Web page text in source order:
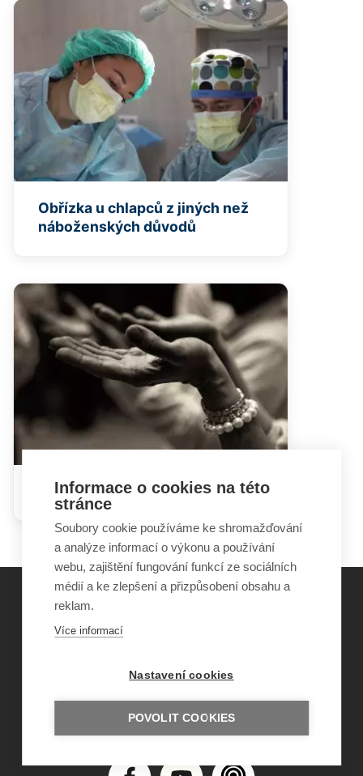
Obřízka u chlapců z jiných než
náboženských důvodů
Dětství a sekta
©Obecně prospěšná společnost Sirius
ISSN 1805-8876
nazory@sancedetem.cz
Odběr novinek e-mailem
Informace o cookies na této
stránce
Soubory cookie používáme ke shromažďování
a analýze informací o výkonu a používání
webu, zajištění fungování funkcí ze sociálních
médií a ke zlepšení a přizpůsobení obsahu a
reklam.
Více informací
Nastavení cookies
POVOLIT COOKIES